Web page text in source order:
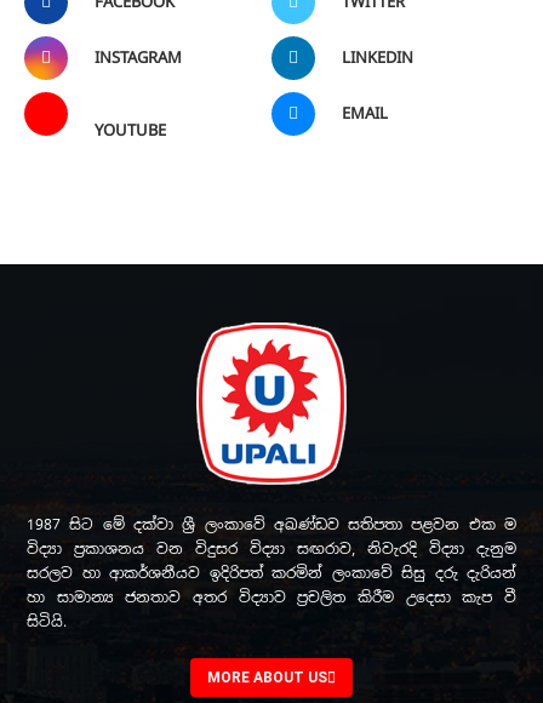
INSTAGRAM LINKEDIN
YOUTUBE
EMAIL
1987 සිට මේ දක්වා ශ්‍රී ලංකාවේ අඛණ්ඩව සතිපතා පළවන එක ම
විද්‍යා ප්‍රකාශනය වන විදුසර විද්‍යා සඟරාව, නිවැරදි විද්‍යා දැනුම
සරලව හා ආකර්ශනීයව ඉදිරිපත් කරමින් ලංකාවේ සිසු දරු දැරියන්
හා සාමාන්‍ය ජනතාව අතර විද්‍යාව ප්‍රචලිත කිරීම උදෙසා කැප වී
සිටියි.
MORE ABOUT US